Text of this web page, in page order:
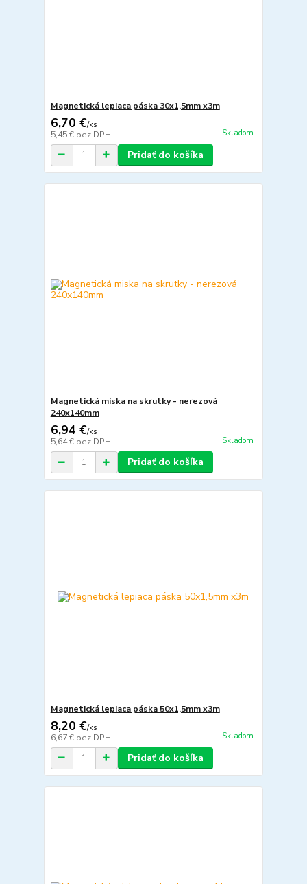
Magnetická lepiaca páska 30x1,5mm x3m
6,70 €/ks
5,45 € bez DPH Skladom
Pridať do košíka
Magnetická miska na skrutky - nerezová
240x140mm
6,94 €/ks
5,64 € bez DPH Skladom
Pridať do košíka
Magnetická lepiaca páska 50x1,5mm x3m
8,20 €/ks
6,67 € bez DPH Skladom
Pridať do košíka